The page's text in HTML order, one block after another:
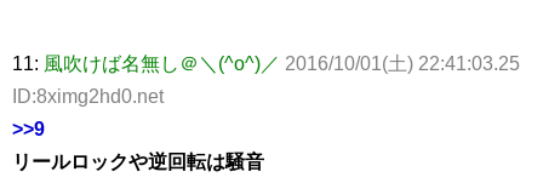
11: 風吹けば名無し＠＼(^o^)／ 2016/10/01(土) 22:41:03.25
ID:8ximg2hd0.net
>>9
リールロックや逆回転は騒音